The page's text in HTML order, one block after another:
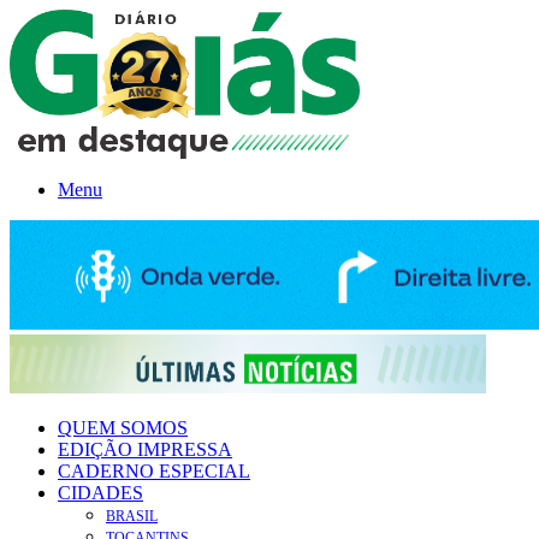
Menu
QUEM SOMOS
EDIÇÃO IMPRESSA
CADERNO ESPECIAL
CIDADES
BRASIL